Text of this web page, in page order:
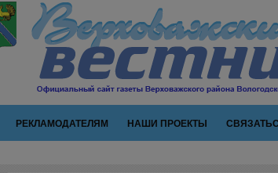
РЕКЛАМОДАТЕЛЯМ НАШИ ПРОЕКТЫ